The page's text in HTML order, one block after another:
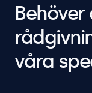
våra